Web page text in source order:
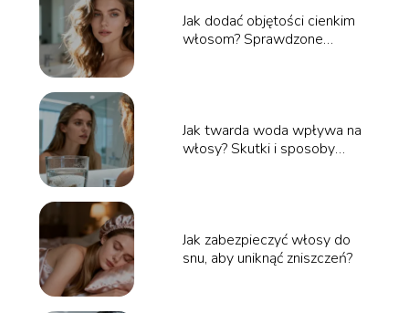
Jak dodać objętości cienkim
włosom? Sprawdzone
Jak twarda woda wpływa na
włosy? Skutki i sposoby
Jak zabezpieczyć włosy do
snu, aby uniknąć zniszczeń?